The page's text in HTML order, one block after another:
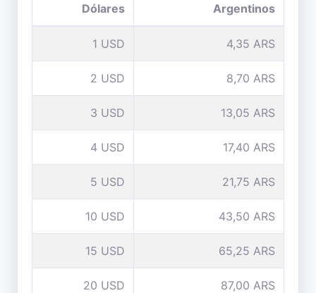
Dólares
Argentinos
1 USD 4,35 ARS
2 USD 8,70 ARS
3 USD 13,05 ARS
4 USD 17,40 ARS
5 USD 21,75 ARS
10 USD 43,50 ARS
15 USD 65,25 ARS
20 USD 87,00 ARS